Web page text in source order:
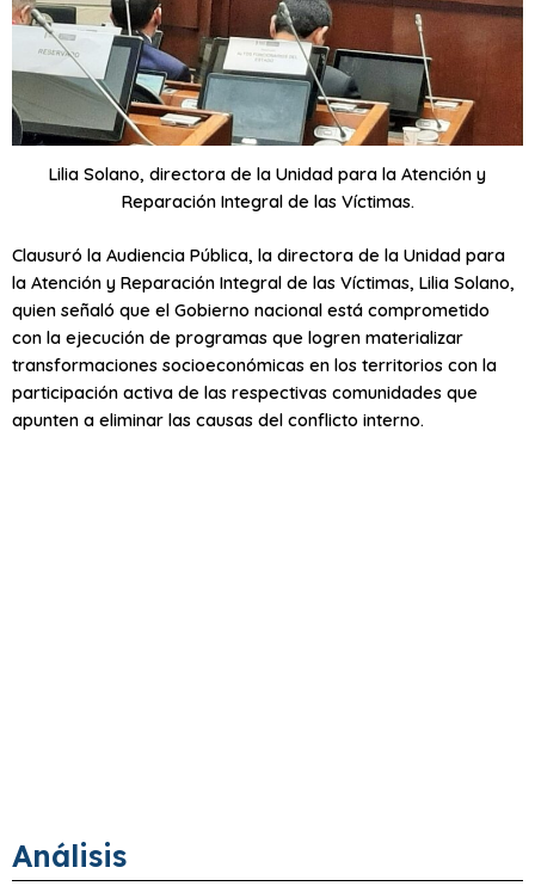
Lilia Solano, directora de la Unidad para la Atención y
Reparación Integral de las Víctimas.
Clausuró la Audiencia Pública, la directora de la Unidad para
la Atención y Reparación Integral de las Víctimas, Lilia Solano,
quien señaló que el Gobierno nacional está comprometido
con la ejecución de programas que logren materializar
transformaciones socioeconómicas en los territorios con la
participación activa de las respectivas comunidades que
apunten a eliminar las causas del conflicto interno.
Análisis